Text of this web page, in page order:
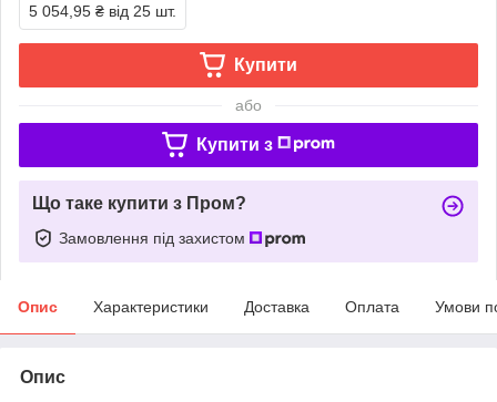
5 054,95 ₴ від 25 шт.
Купити
або
Купити з
Що таке купити з Пром?
Замовлення під захистом
Опис Характеристики Доставка Оплата Умови
Опис